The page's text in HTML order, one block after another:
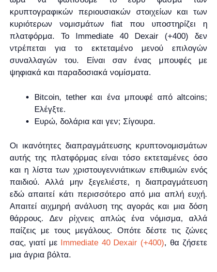
κρυπτογραφικών περιουσιακών στοιχείων και των
κυριότερων νομισμάτων fiat που υποστηρίζει η
πλατφόρμα. Το Immediate 40 Dexair (+400) δεν
ντρέπεται για το εκτεταμένο μενού επιλογών
συναλλαγών του. Είναι σαν ένας μπουφές με
ψηφιακά και παραδοσιακά νομίσματα.
Bitcoin, tether και ένα μπουφέ από altcoins;
Ελέγξτε.
Ευρώ, δολάρια και γεν; Σίγουρα.
Οι ικανότητες διαπραγμάτευσης κρυπτονομισμάτων
αυτής της πλατφόρμας είναι τόσο εκτεταμένες όσο
και η λίστα των χριστουγεννιάτικων επιθυμιών ενός
παιδιού. Αλλά μην ξεγελιέστε, η διαπραγμάτευση
εδώ απαιτεί κάτι περισσότερο από μια απλή ευχή.
Απαιτεί αιχμηρή ανάλυση της αγοράς και μια δόση
θάρρους. Δεν ρίχνεις απλώς ένα νόμισμα, αλλά
παίζεις με τους μεγάλους. Οπότε δέστε τις ζώνες
σας, γιατί με Immediate 40 Dexair (+400), θα ζήσετε
μια άγρια βόλτα.